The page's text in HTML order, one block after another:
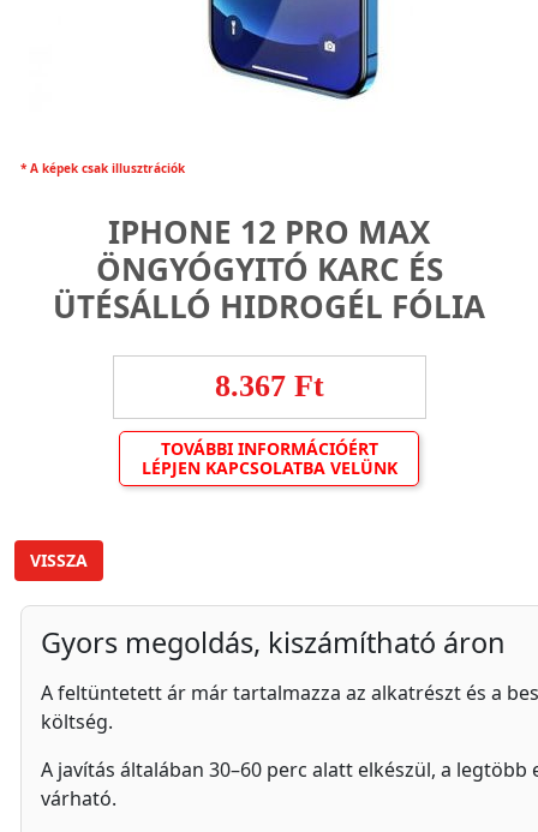
* A képek csak illusztrációk
IPHONE 12 PRO MAX
ÖNGYÓGYITÓ KARC ÉS
ÜTÉSÁLLÓ HIDROGÉL FÓLIA
8.367 Ft
TOVÁBBI INFORMÁCIÓÉRT
LÉPJEN KAPCSOLATBA VELÜNK
VISSZA
Gyors megoldás, kiszámítható áron
A feltüntetett ár már tartalmazza az alkatrészt és a
költség.
A javítás általában 30–60 perc alatt elkészül, a legtöbb
várható.